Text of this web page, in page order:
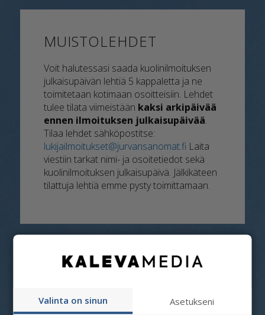
MUISTOLEHDET
Voit halutessasi saada kuolinilmoituksen
julkaisupäivän lehtiä 5 kappaletta ja ne
toimitetaan kotimaan osoitteisiin. Lehdet
tulee tilata viimeistään kaksi arkipäivää
ennen ilmoituksen julkaisupäivää.
Tilaa lehdet sähköpostitse:
lukijailmoitukset@jurvansanomat.fi Laita
viestiin tarkat nimi- ja osoitetiedot sekä
kuolinilmoituksen julkaisupäivä. Jälkikäteen
tilattuja lehtiä emme pysty toimittamaan.
Valinta on sinun Asetukseni